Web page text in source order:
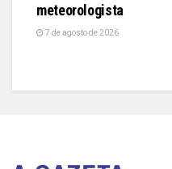
meteorologista
7 de agosto de 2026